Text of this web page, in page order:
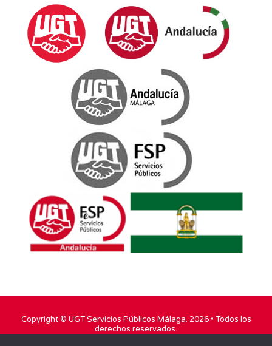
Copyright © UGT Servicios Públicos Málaga. 2026 • Todos los
derechos reservados.